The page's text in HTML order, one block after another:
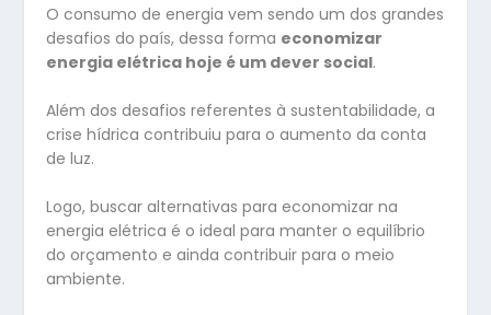
O consumo de energia vem sendo um dos grandes
desafios do país, dessa forma economizar
energia elétrica hoje é um dever social.
Além dos desafios referentes à sustentabilidade, a
crise hídrica contribuiu para o aumento da conta
de luz.
Logo, buscar alternativas para economizar na
energia elétrica é o ideal para manter o equilíbrio
do orçamento e ainda contribuir para o meio
ambiente.